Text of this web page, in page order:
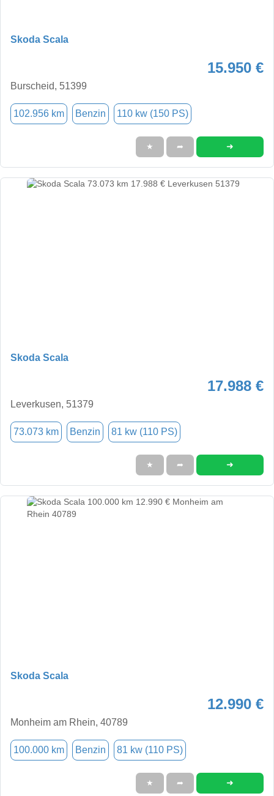
Skoda Scala
15.950 €
Burscheid, 51399
102.956 km Benzin 110 kw (150 PS)
★ ➦ ➜
Skoda Scala
17.988 €
Leverkusen, 51379
73.073 km Benzin 81 kw (110 PS)
★ ➦ ➜
Skoda Scala
12.990 €
Monheim am Rhein, 40789
100.000 km Benzin 81 kw (110 PS)
★ ➦ ➜